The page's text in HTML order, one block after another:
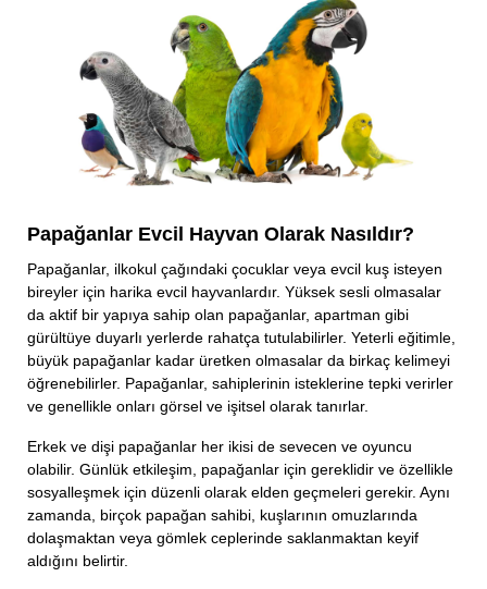
Papağanlar Evcil Hayvan Olarak Nasıldır?
Papağanlar, ilkokul çağındaki çocuklar veya evcil kuş isteyen
bireyler için harika evcil hayvanlardır. Yüksek sesli olmasalar
da aktif bir yapıya sahip olan papağanlar, apartman gibi
gürültüye duyarlı yerlerde rahatça tutulabilirler. Yeterli eğitimle,
büyük papağanlar kadar üretken olmasalar da birkaç kelimeyi
öğrenebilirler. Papağanlar, sahiplerinin isteklerine tepki verirler
ve genellikle onları görsel ve işitsel olarak tanırlar.
Erkek ve dişi papağanlar her ikisi de sevecen ve oyuncu
olabilir. Günlük etkileşim, papağanlar için gereklidir ve özellikle
sosyalleşmek için düzenli olarak elden geçmeleri gerekir. Aynı
zamanda, birçok papağan sahibi, kuşlarının omuzlarında
dolaşmaktan veya gömlek ceplerinde saklanmaktan keyif
aldığını belirtir.